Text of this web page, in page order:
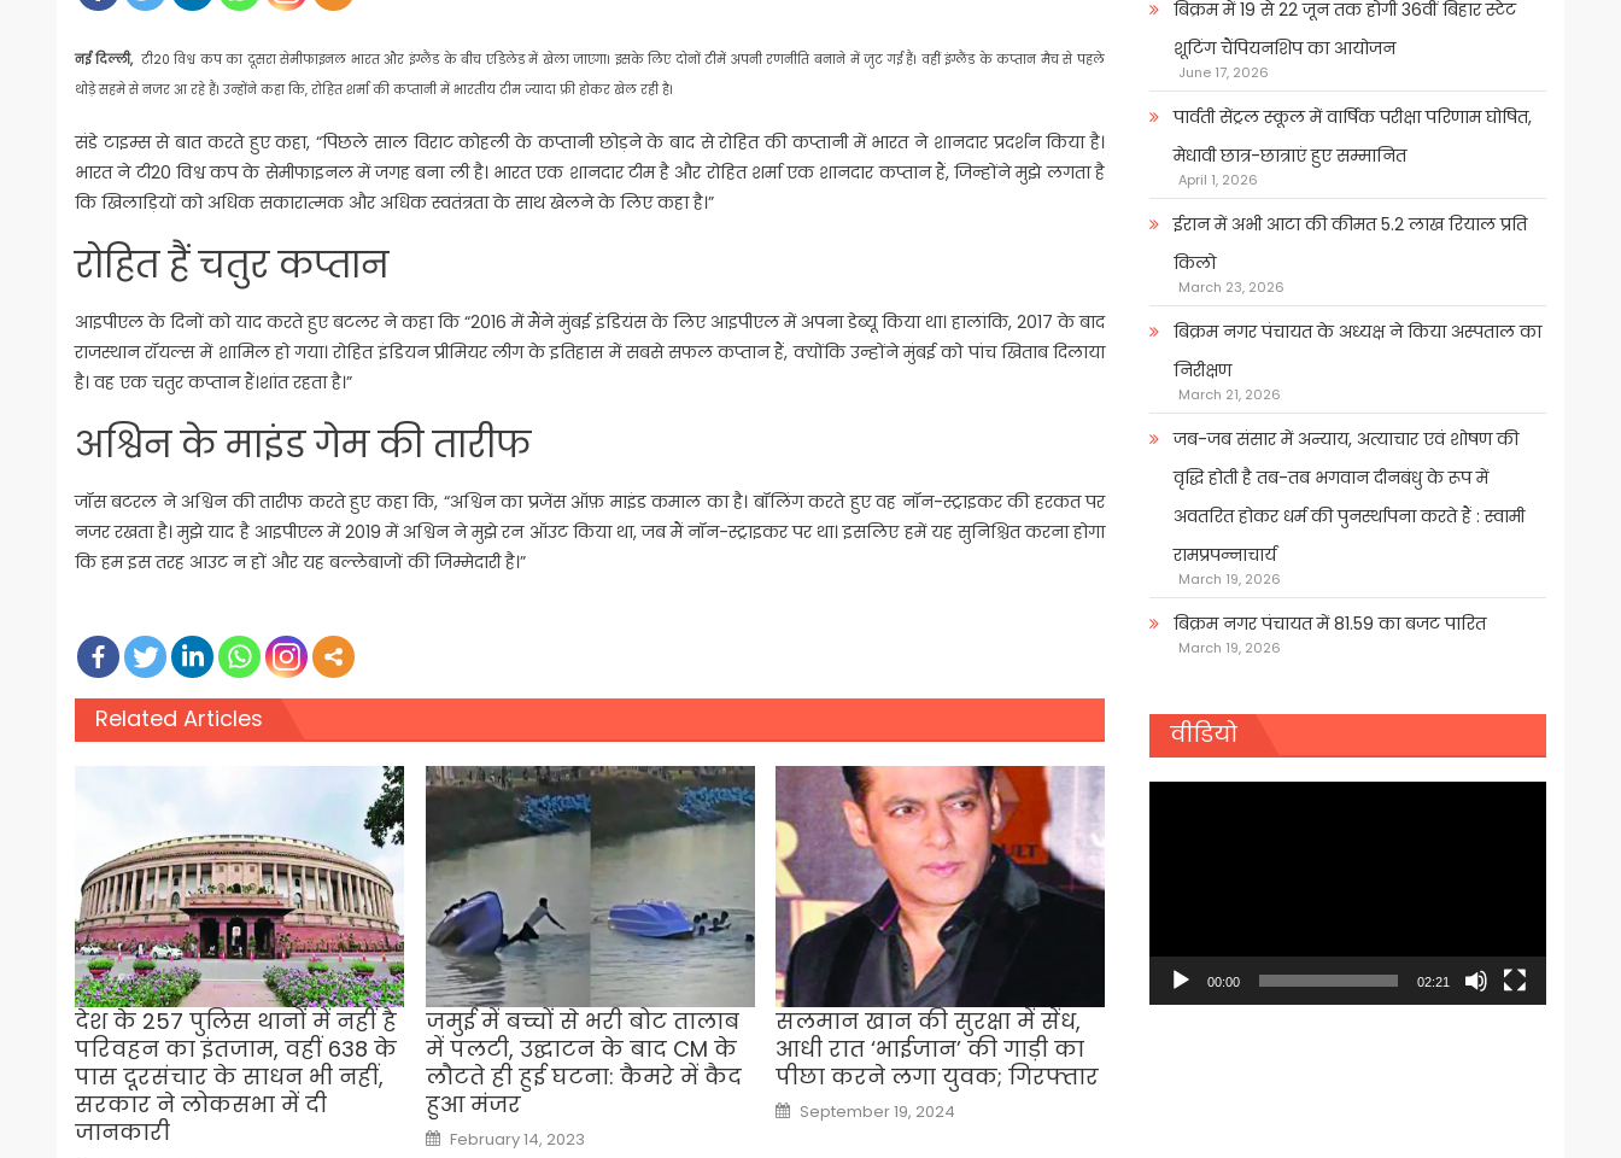
नई दिल्ली, टी20 विश्व कप का दूसरा सेमीफाइनल भारत और इंग्लैंड के बीच एडिलेड में खेला जाएगा। इसके लिए दोनों टीमें अपनी रणनीति बनाने में जुट गई हैं। वहीं इंग्लैंड के कप्तान मैच से पहले
थोड़े सहमे से नजर आ रहे हैं। उन्होंने कहा कि, रोहित शर्मा की कप्तानी में भारतीय टीम ज्यादा फ्री होकर खेल रही है।
संडे टाइम्स से बात करते हुए कहा, “पिछले साल विराट कोहली के कप्तानी छोड़ने के बाद से रोहित की कप्तानी में भारत ने शानदार प्रदर्शन किया है।
भारत ने टी20 विश्व कप के सेमीफाइनल में जगह बना ली है। भारत एक शानदार टीम है और रोहित शर्मा एक शानदार कप्तान हैं, जिन्होंने मुझे लगता है
कि खिलाड़ियों को अधिक सकारात्मक और अधिक स्वतंत्रता के साथ खेलने के लिए कहा है।”
रोहित हैं चतुर कप्तान
आइपीएल के दिनों को याद करते हुए बटलर ने कहा कि “2016 में मैंने मुंबई इंडियंस के लिए आइपीएल में अपना डेब्यू किया था। हालांकि, 2017 के बाद
राजस्थान रॉयल्स में शामिल हो गया। रोहित इंडियन प्रीमियर लीग के इतिहास में सबसे सफल कप्तान हैं, क्योंकि उन्होंने मुंबई को पांच खिताब दिलाया
है। वह एक चतुर कप्तान हैं।शांत रहता है।”
अश्विन के माइंड गेम की तारीफ
जॉस बटरल ने अश्विन की तारीफ करते हुए कहा कि, “अश्विन का प्रजेंस ऑफ़ माइंड कमाल का है। बॉलिंग करते हुए वह नॉन-स्ट्राइकर की हरकत पर
नजर रखता है। मुझे याद है आइपीएल में 2019 में अश्विन ने मुझे रन ऑउट किया था, जब मैं नॉन-स्ट्राइकर पर था। इसलिए हमें यह सुनिश्चित करना होगा
कि हम इस तरह आउट न हों और यह बल्लेबाजों की जिम्मेदारी है।”
Related Articles
देश के 257 पुलिस थानों में नहीं है
परिवहन का इंतजाम, वहीं 638 के
पास दूरसंचार के साधन भी नहीं,
सरकार ने लोकसभा में दी
जानकारी
जमुई में बच्चों से भरी बोट तालाब
में पलटी, उद्घाटन के बाद CM के
लौटते ही हुई घटना: कैमरे में कैद
हुआ मंजर
Posted
on
February 14, 2023
सलमान खान की सुरक्षा में सेंध,
आधी रात ‘भाईजान’ की गाड़ी का
पीछा करने लगा युवक; गिरफ्तार
Posted
on
September 19, 2024
बिक्रम में 19 से 22 जून तक होगी 36वीं बिहार स्टेट
शूटिंग चैंपियनशिप का आयोजन
June 17, 2026
पार्वती सेंट्रल स्कूल में वार्षिक परीक्षा परिणाम घोषित,
मेधावी छात्र-छात्राएं हुए सम्मानित
April 1, 2026
ईरान में अभी आटा की कीमत 5.2 लाख रियाल प्रति
किलो
March 23, 2026
बिक्रम नगर पंचायत के अध्यक्ष ने किया अस्पताल का
निरीक्षण
March 21, 2026
जब-जब संसार में अन्याय, अत्याचार एवं शोषण की
वृद्धि होती है तब-तब भगवान दीनबंधु के रूप में
अवतरित होकर धर्म की पुनर्स्थापना करते हैं : स्वामी
रामप्रपन्नाचार्य
March 19, 2026
बिक्रम नगर पंचायत में 81.59 का बजट पारित
March 19, 2026
वीडियो
00:00 02:21